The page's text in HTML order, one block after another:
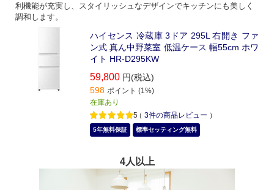
利機能が充実し、スタイリッシュなデザインでキッチンにも美しく
調和します。
ハイセンス 冷蔵庫 3ドア 295L 右開き ファ
ン式 真ん中野菜室 低温ケース 幅55cm ホワ
イト HR-D295KW
59,800 円(税込)
598 ポイント (1%)
在庫あり
5（ 3件の商品レビュー ）
5年無料保証 標準セッティング無料
4人以上